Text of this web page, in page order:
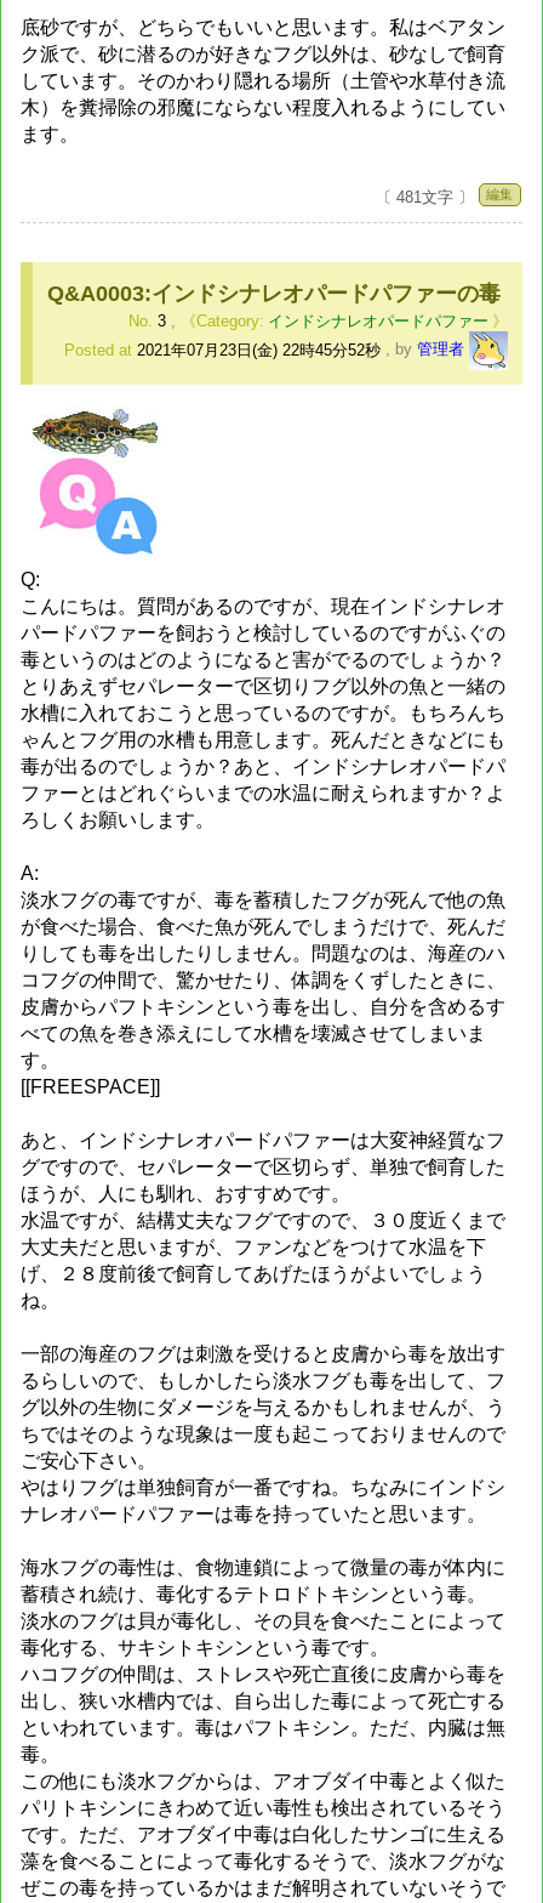
底砂ですが、どちらでもいいと思います。私はベアタン
ク派で、砂に潜るのが好きなフグ以外は、砂なしで飼育
しています。そのかわり隠れる場所（土管や水草付き流
木）を糞掃除の邪魔にならない程度入れるようにしてい
ます。
〔 481文字 〕 編集
Q&A0003:インドシナレオパードパファーの毒
No. 3 ,
インドシナレオパードパファー
Posted at 2021年07月23日(金) 22時45分52秒 , by 管理者
Q:
こんにちは。質問があるのですが、現在インドシナレオ
パードパファーを飼おうと検討しているのですがふぐの
毒というのはどのようになると害がでるのでしょうか？
とりあえずセパレーターで区切りフグ以外の魚と一緒の
水槽に入れておこうと思っているのですが。もちろんち
ゃんとフグ用の水槽も用意します。死んだときなどにも
毒が出るのでしょうか？あと、インドシナレオパードパ
ファーとはどれぐらいまでの水温に耐えられますか？よ
ろしくお願いします。
A:
淡水フグの毒ですが、毒を蓄積したフグが死んで他の魚
が食べた場合、食べた魚が死んでしまうだけで、死んだ
りしても毒を出したりしません。問題なのは、海産のハ
コフグの仲間で、驚かせたり、体調をくずしたときに、
皮膚からパフトキシンという毒を出し、自分を含めるす
べての魚を巻き添えにして水槽を壊滅させてしまいま
す。
[[FREESPACE]]
あと、インドシナレオパードパファーは大変神経質なフ
グですので、セパレーターで区切らず、単独で飼育した
ほうが、人にも馴れ、おすすめです。
水温ですが、結構丈夫なフグですので、３０度近くまで
大丈夫だと思いますが、ファンなどをつけて水温を下
げ、２８度前後で飼育してあげたほうがよいでしょう
ね。
一部の海産のフグは刺激を受けると皮膚から毒を放出す
るらしいので、もしかしたら淡水フグも毒を出して、フ
グ以外の生物にダメージを与えるかもしれませんが、う
ちではそのような現象は一度も起こっておりませんので
ご安心下さい。
やはりフグは単独飼育が一番ですね。ちなみにインドシ
ナレオパードパファーは毒を持っていたと思います。
海水フグの毒性は、食物連鎖によって微量の毒が体内に
蓄積され続け、毒化するテトロドトキシンという毒。
淡水のフグは貝が毒化し、その貝を食べたことによって
毒化する、サキシトキシンという毒です。
ハコフグの仲間は、ストレスや死亡直後に皮膚から毒を
出し、狭い水槽内では、自ら出した毒によって死亡する
といわれています。毒はパフトキシン。ただ、内臓は無
毒。
この他にも淡水フグからは、アオブダイ中毒とよく似た
パリトキシンにきわめて近い毒性も検出されているそう
です。ただ、アオブダイ中毒は白化したサンゴに生える
藻を食べることによって毒化するそうで、淡水フグがな
ぜこの毒を持っているかはまだ解明されていないそうで